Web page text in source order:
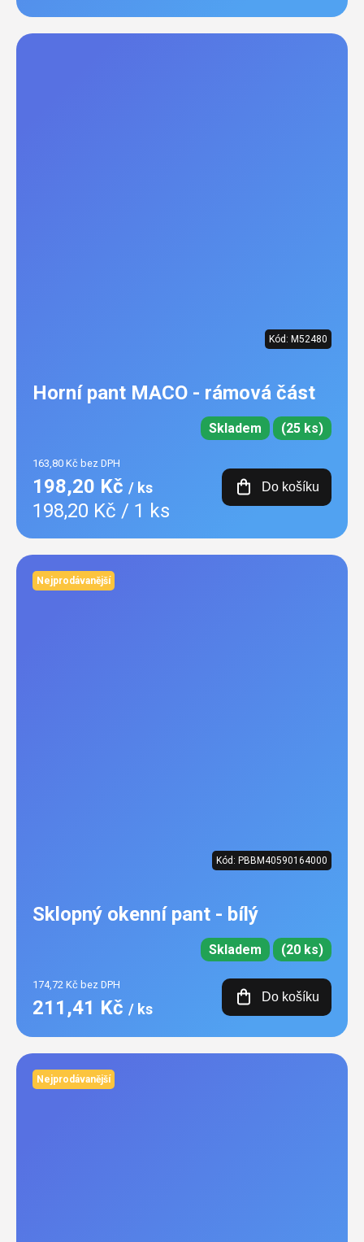
Kód: M52480
Horní pant MACO - rámová část
Skladem (25 ks)
163,80 Kč bez DPH
198,20 Kč / ks
Měrná
198,20 Kč / 1 ks
Do košíku
Nejprodávanější
Kód: PBBM40590164000
Sklopný okenní pant - bílý
Skladem (20 ks)
174,72 Kč bez DPH
211,41 Kč / ks
Do košíku
Nejprodávanější